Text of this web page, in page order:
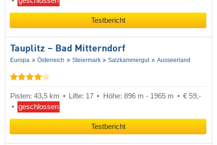
Testbericht
Tauplitz – Bad Mitterndorf
Europa Österreich Steiermark Salzkammergut Ausseerland
Pisten: 43,5 km Lifte: 17 Höhe: 896 m - 1965 m
€ 59,-
geschlossen
Testbericht